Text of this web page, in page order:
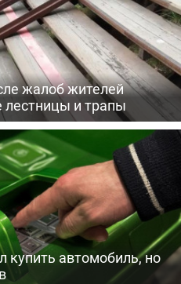
жалоб жителей
лестницы и трапы
купить автомобиль, но